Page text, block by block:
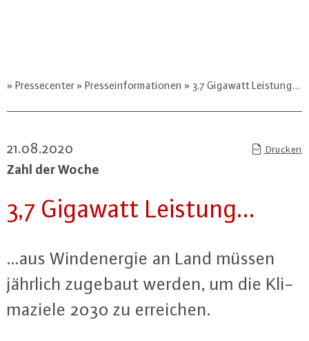
Pressecenter Presseinformationen 3,7 Gigawatt Leistung…
21.08.2020 Drucken
Zahl der Woche
3,7 Gigawatt Leistung…
…aus Wind­ener­gie an Land müssen
jährlich zugebaut werden, um die Kli­
ma­zie­le 2030 zu erreichen.